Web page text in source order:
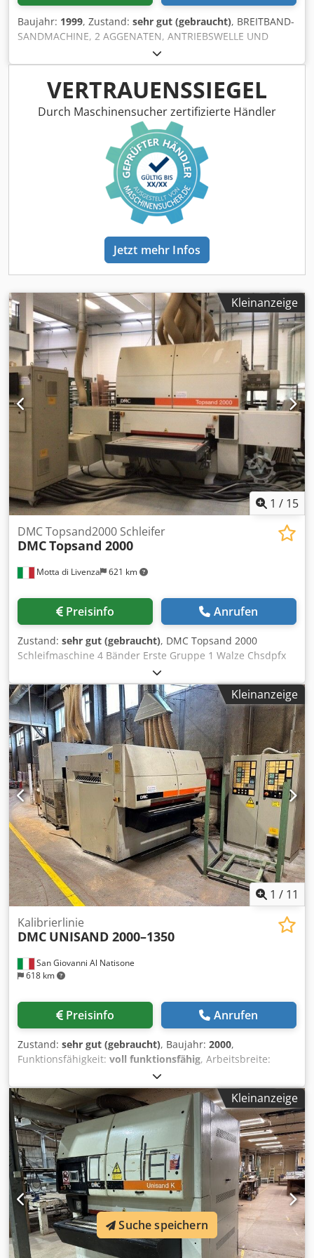
Baujahr: 1999, Zustand: sehr gut (gebraucht), BREITBAND-
SANDMACHINE, 2 AGGENATEN, ANTRIEBSWELLE UND
WELLE MIT SPULE, SANDMACHINE Unterer
Antriebswellenmotor 15 kW, Motor mit Spule 7,5 kW,
stufenlose Vorschubregelung Csdpfx Aiegrdx Uj Teha
VERTRAUENSSIEGEL
Durch Maschinensucher zertifizierte Händler
Jetzt mehr Infos
Kleinanzeige
1 / 15
Motta di Livenza 621 km
DMC Topsand2000 Schleifer
DMCTopsand 2000
Preisinfo Anrufen
Zustand: sehr gut (gebraucht), DMC Topsand 2000
Schleifmaschine 4 Bänder Erste Gruppe 1 Walze Chsdpfx
Aoi Dakrji Tea Zweite Gruppe 1 Walze Dritte Gruppe 1
elektronisch geteiltes Schleifpad Vierte Gruppe 1
elektronisch geteilter Schleifblock Superfinisher
Arbeitsbreite 1350 Vakuumsystem am Förderband
Kleinanzeige
1 / 11
San Giovanni Al Natisone
618 km
Kalibrierlinie
DMC UNISAND 2000–1350
Preisinfo Anrufen
Zustand: sehr gut (gebraucht), Baujahr: 2000,
Funktionsfähigkeit: voll funktionsfähig, Arbeitsbreite:
, OBER-/UNTERKALIBRIERSTRASSE DMC MOD.
UNISAND 2000–1350 – CE-KONFORM Untere Maschine: -
Depressor zum Anheben des Teppichbandes - 2 untere
Bänder - Stahlwalze Cjdpfx Aieywgqks Teha - Gummiwalze
- Bürste - Ein-/Ausschaltvorrichtungen - Gebläse -
Schleifschuhe - Arbeitsbreite: 1350 mm - Baujahr: 2000 -
Komplett mit Bedienungsanleitung und CE-Erklärung
Obere Maschine: - 3 obere Bänder - Stahlwalze -
Gummiwalze - Pad - Bürste - Ein-/Ausschaltvorrichtungen -
Gebläse - Schleifschuhe - Depressor - Baujahr: 2000
Kleinanzeige
Suche speichern